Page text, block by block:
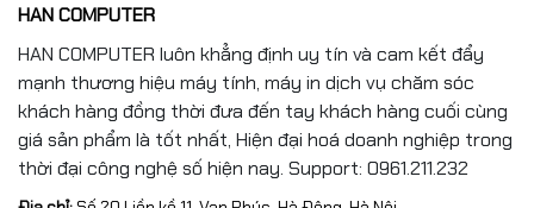
HAN COMPUTER
HAN COMPUTER luôn khẳng định uy tín và cam kết đẩy
mạnh thương hiệu máy tính, máy in dịch vụ chăm sóc
khách hàng đồng thời đưa đến tay khách hàng cuối cùng
giá sản phẩm là tốt nhất, Hiện đại hoá doanh nghiệp trong
thời đại công nghệ số hiện nay. Support: 0961.211.232